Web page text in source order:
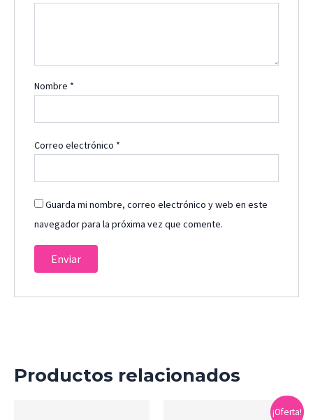
Nombre *
Correo electrónico *
Guarda mi nombre, correo electrónico y web en este
navegador para la próxima vez que comente.
Productos relacionados
¡Oferta!